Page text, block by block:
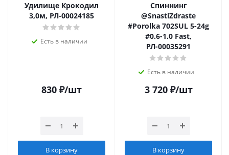
Удилище Крокодил
3,0м, РЛ-00024185
Есть в наличии
830 ₽/шт
В корзину
Спиннинг
@SnastiZdraste
#Porolka 702SUL 5-24g
#0.6-1.0 Fast,
РЛ-00035291
Есть в наличии
3 720₽/шт
В корзину